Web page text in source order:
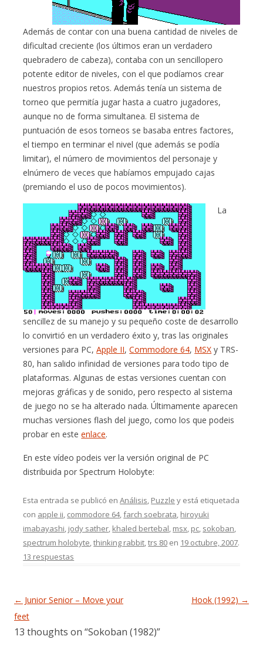
Además de contar con una buena cantidad de niveles de
dificultad creciente (los últimos eran un verdadero
quebradero de cabeza), contaba con un sencillopero
potente editor de niveles, con el que podíamos crear
nuestros propios retos. Además tenía un sistema de
torneo que permitía jugar hasta a cuatro jugadores,
aunque no de forma simultanea. El sistema de
puntuación de esos torneos se basaba entres factores,
el tiempo en terminar el nivel (que además se podía
limitar), el número de movimientos del personaje y
elnúmero de veces que habíamos empujado cajas
(premiando el uso de pocos movimientos).
La
sencillez de su manejo y su pequeño coste de desarrollo
lo convirtió en un verdadero éxito y, tras las originales
versiones para PC,Apple II,Commodore 64, MSX y TRS-
80, han salido infinidad de versiones para todo tipo de
plataformas. Algunas de estas versiones cuentan con
mejoras gráficas y de sonido, pero respecto al sistema
de juego no se ha alterado nada. Últimamente aparecen
muchas versiones flash del juego, como los que podeis
probar en esteenlace.
En este vídeo podeis ver la versión original de PC
distribuida por Spectrum Holobyte:
Esta entrada se publicó enAnálisis, Puzzle y está etiquetada
con apple ii, commodore 64,farch soebrata, hiroyuki
imabayashi, jody sather, khaled bertebal, msx, pc, sokoban,
spectrum holobyte,thinking rabbit,trs 80 en 19 octubre, 2007.
13 respuestas
Navegación de entradas
← Junior Senior – Move your
feet
Hook (1992) →
13 thoughts on “Sokoban (1982)”